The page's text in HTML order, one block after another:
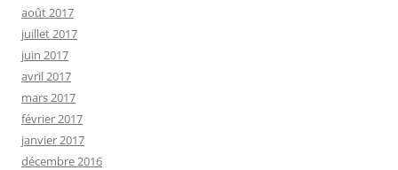
août 2017
juillet 2017
juin 2017
avril 2017
mars 2017
février 2017
janvier 2017
décembre 2016